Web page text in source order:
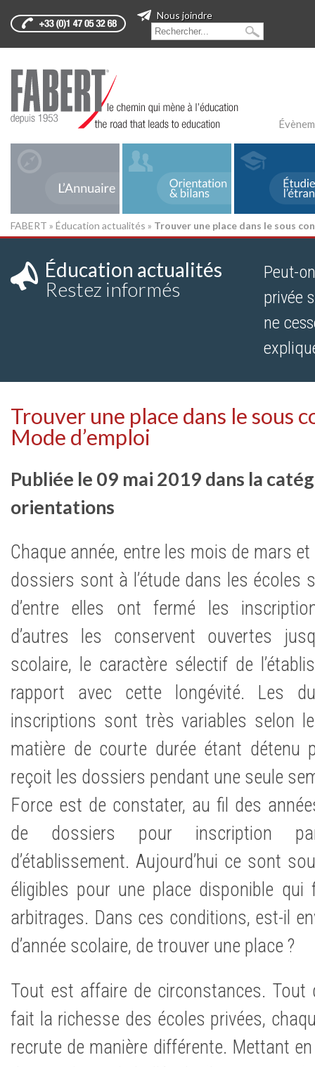
Nous joindre
FABERT » Éducation actualités » Trouver une place dans le sous
Éducation actualités
Restez informés
Peut-
privée
ne
Trouver une place dans le sous
Mode d’emploi
Publiée le 09 mai 2019 dans la
orientations
Chaque année, entre les mois de mars
dossiers sont à l’étude dans les écoles
d’entre elles ont fermé les
d’autres les conservent ouvertes
scolaire, le caractère sélectif de
rapport avec cette longévité. Les
inscriptions sont très variables selon
matière de courte durée étant détenu
reçoit les dossiers pendant une seule
Force est de constater, au fil des
de dossiers pour inscription
d’établissement. Aujourd’hui ce sont
éligibles pour une place disponible qui
arbitrages. Dans ces conditions, est-il
d’année scolaire, de trouver une place ?
Tout est affaire de circonstances. Tout
fait la richesse des écoles privées,
recrute de manière différente. Mettant